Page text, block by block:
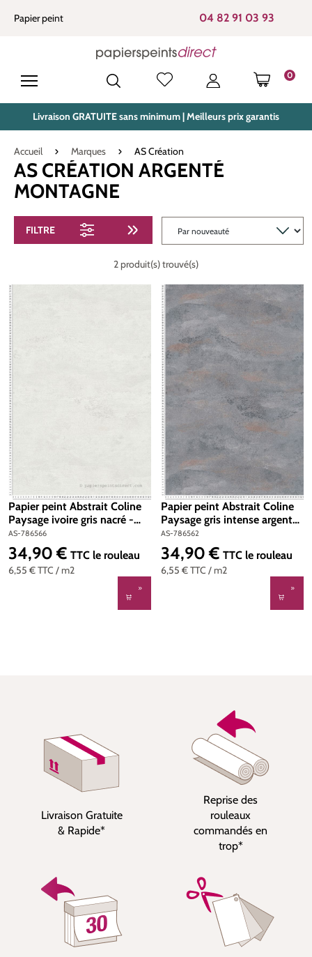
principal
Papier peint 04 82 91 03 93
0
LE
Livraison GRATUITE sans minimum | Meilleurs prix garantis
Accueil Marques AS Création
AS CRÉATION ARGENTÉ
MONTAGNE
FILTRE
2 produit(s) trouvé(s)
Papier peint Abstrait Coline
Paysage ivoire gris nacré -
Metropolitan Stories 4 Hot
Spots d'A.S. Création | Réf.
AS-786566
AS-786566
6,55 €TTC / m2
Prix régulier :
34,90 € TTC le rouleau
Papier peint Abstrait Coline
Paysage gris intense argenté
- Metropolitan Stories 4 Hot
Spots d'A.S. Création | Réf.
AS-786562
AS-786562
6,55 €TTC / m2
Prix régulier :
34,90 € TTC le rouleau
Livraison Gratuite
& Rapide*
Reprise des
rouleaux
commandés en
trop*